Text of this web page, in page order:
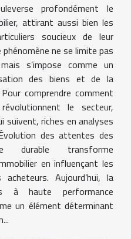
profondément le
attirant aussi bien les
soucieux de leur
ne se limite pas
s’impose comme un
des biens et de la
comprendre comment
le secteur,
suivent, riches en analyses
des attentes des
durable transforme
en influençant les
Aujourd’hui, la
à haute performance
un élément déterminant